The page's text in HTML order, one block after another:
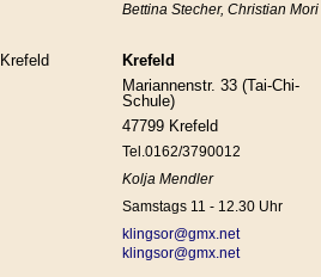
Bettina Stecher, Christian Mori
Krefeld
Krefeld
Mariannenstr. 33 (Tai-Chi-
Schule)
47799 Krefeld
Tel.0162/3790012
Kolja Mendler
Samstags 11 - 12.30 Uhr
klingsor@gmx.net
klingsor@gmx.net